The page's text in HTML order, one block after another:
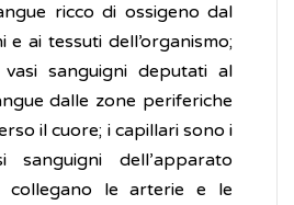
ricco di ossigeno dal
ai tessuti dell’organismo;
sanguigni deputati al
dalle zone periferiche
il cuore; i capillari sono i
sanguigni dell’apparato
collegano le arterie e le